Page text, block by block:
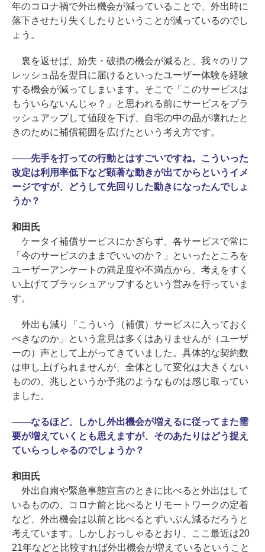
年のコロナ禍で外出機会が減っていることで、外出時に
落下させたり失くしたりということが減っているのでし
ょう。
裏を返せば、紛失・破損の機会が減ると、我々のリフ
レッシュ品を翌日に届けるといったユーザー体験を経験
する機会が減ってしまいます。そこで「このサービスは
もういらないんじゃ？」と思われる前にサービスをブラ
ッシュアップして値段を下げ、自宅の中の品が壊れたと
きのために補償範囲を広げたという考え方です。
――先手を打っての行動とはすごいですね。こういった
改定は利用率低下など顕著な動きが出てからというイメ
ージですが、どうして先回りした動きになったんでしょ
うか？
和田氏
ケータイ補償サービスにかぎらず、各サービスで常に
「今のサービスのままでいいのか？」といったところを
ユーザーアンケートの満足度や不満点から、考えをすく
い上げてブラッシュアップするという営みを行っていま
す。
外出も減り「こういう（補償）サービスに入っておく
べきなのか」という意見は多くはありませんが（ユーザ
ーの）声として上がってきていました。具体的な契約数
は申し上げられませんが、全体として変化は大きくない
ものの、兆しというか予兆のようなものは感じ取ってい
ました。
――なるほど、しかし外出機会が増えるに従ってまた需
要が増えていくとも思えますが、そのあたりはどう捉え
ていらっしゃるのでしょうか？
和田氏
外出自粛や緊急事態宣言のときに比べると外出はして
いるものの、コロナ前と比べるとリモートワークの定着
など、外出機会は以前と比べるとずいぶん減るだろうと
考えています。しかしおっしゃるとおり、ここ最近は20
21年などと比較すれば外出機会が増えているということ